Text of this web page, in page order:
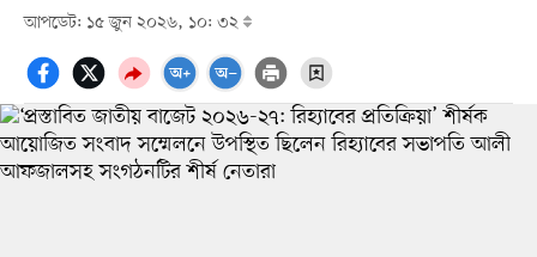
আপডেট: ১৫ জুন ২০২৬, ১০: ৩২